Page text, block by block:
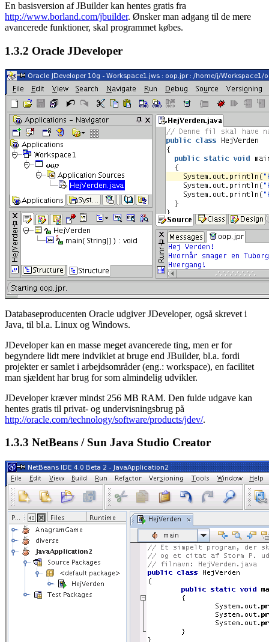
En basisversion af JBuilder kan hentes gratis fra
http://www.borland.com/jbuilder. Ønsker man adgang til de mere
avancerede funktioner, skal programmet købes.
1.3.2 Oracle JDeveloper
Databaseproducenten Oracle udgiver JDeveloper, også skrevet i
Java, til bl.a. Linux og Windows.
JDeveloper kan en masse meget avancerede ting, men er for
begyndere lidt mere indviklet at bruge end JBuilder, bl.a. fordi
projekter er samlet i arbejdsområder (eng.: workspace), en facilitet
man sjældent har brug for som almindelig udvikler.
JDeveloper kræver mindst 256 MB RAM. Den fulde udgave kan
hentes gratis til privat- og undervisningsbrug på
http://oracle.com/technology/software/products/jdev/.
1.3.3 NetBeans / Sun Java Studio Creator